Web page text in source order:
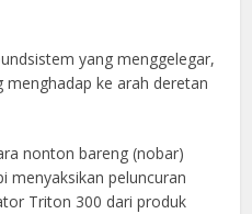
yang menggelegar,
ke arah deretan
nonton bareng (nobar)
menyaksikan peluncuran
Triton 300 dari produk